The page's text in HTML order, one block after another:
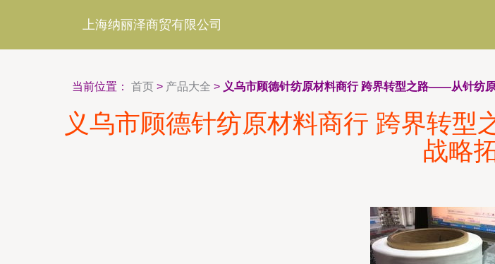
上海纳丽泽商贸有限公司
当前位置： 首页 > 产品大全 > 义乌市顾德针纺原材料商行 跨界转型之路——从针纺
义乌市顾德针纺原材料商行 跨界转
战略